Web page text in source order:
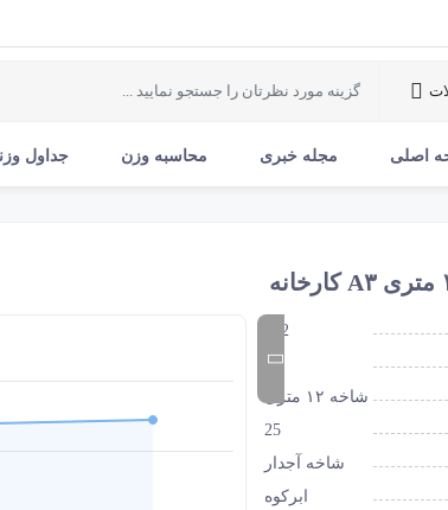
اصلی مجله خبری محاسبه وزن جداول
212
A3
شاخه ۱۲ متری
25
شاخه آجدار
ابرکوه